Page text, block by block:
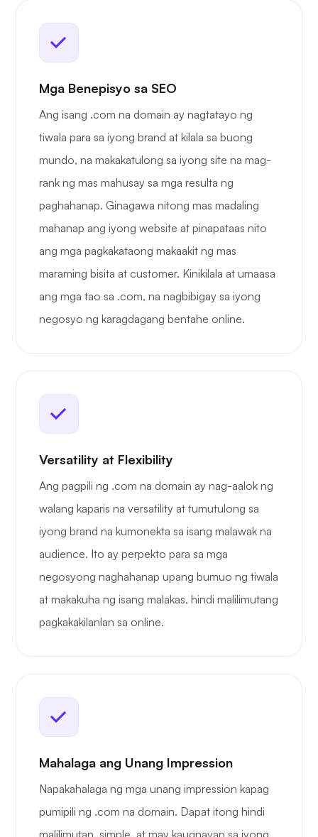
Mga Benepisyo sa SEO
Ang isang .com na domain ay nagtatayo ng
tiwala para sa iyong brand at kilala sa buong
mundo, na makakatulong sa iyong site na mag-
rank ng mas mahusay sa mga resulta ng
paghahanap. Ginagawa nitong mas madaling
mahanap ang iyong website at pinapataas nito
ang mga pagkakataong makaakit ng mas
maraming bisita at customer. Kinikilala at umaasa
ang mga tao sa .com, na nagbibigay sa iyong
negosyo ng karagdagang bentahe online.
Versatility at Flexibility
Ang pagpili ng .com na domain ay nag-aalok ng
walang kaparis na versatility at tumutulong sa
iyong brand na kumonekta sa isang malawak na
audience. Ito ay perpekto para sa mga
negosyong naghahanap upang bumuo ng tiwala
at makakuha ng isang malakas, hindi malilimutang
pagkakakilanlan sa online.
Mahalaga ang Unang Impression
Napakahalaga ng mga unang impression kapag
pumipili ng .com na domain. Dapat itong hindi